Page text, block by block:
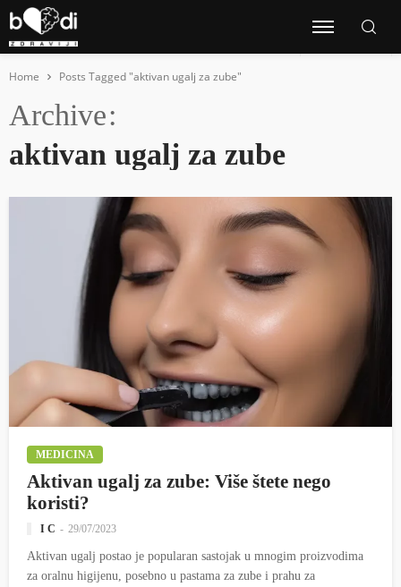
Home Posts Tagged "aktivan ugalj za zube"
Archive
aktivan ugalj za zube
MEDICINA
Aktivan ugalj za zube: Više štete nego
koristi?
I C 29/07/2023
Aktivan ugalj postao je popularan sastojak u mnogim proizvodima
za oralnu higijenu, posebno u pastama za zube i prahu za